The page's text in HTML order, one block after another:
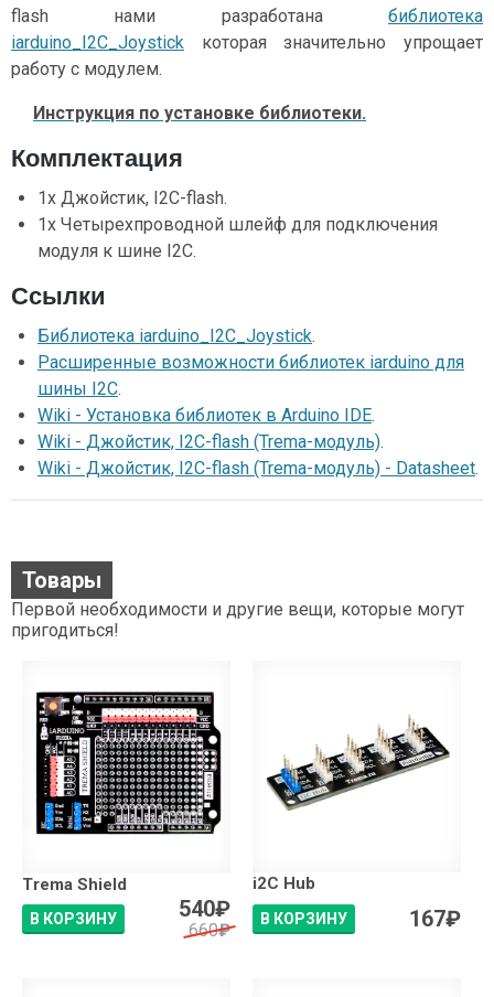
flash нами разработана библиотека
iarduino_I2C_Joystick которая значительно упрощает
работу с модулем.
Инструкция по установке библиотеки.
Комплектация
1x Джойстик, I2C-flash.
1x Четырехпроводной шлейф для подключения
модуля к шине I2C.
Ссылки
Библиотека iarduino_I2C_Joystick.
Расширенные возможности библиотек iarduino для
шины I2C.
Wiki - Установка библиотек в Arduino IDE.
Wiki - Джойстик, I2C-flash (Trema-модуль).
Wiki - Джойстик, I2C-flash (Trema-модуль) - Datasheet.
Товары
Первой необходимости и другие вещи, которые могут
пригодиться!
Trema Shield
В КОРЗИНУ 540₽
660₽
i2C Hub
В КОРЗИНУ 167₽